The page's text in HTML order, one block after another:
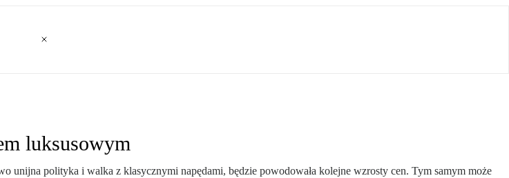
luksusowym
unijna polityka i walka z klasycznymi napędami, będzie powodowała kolejne wzrosty cen. Tym samym może